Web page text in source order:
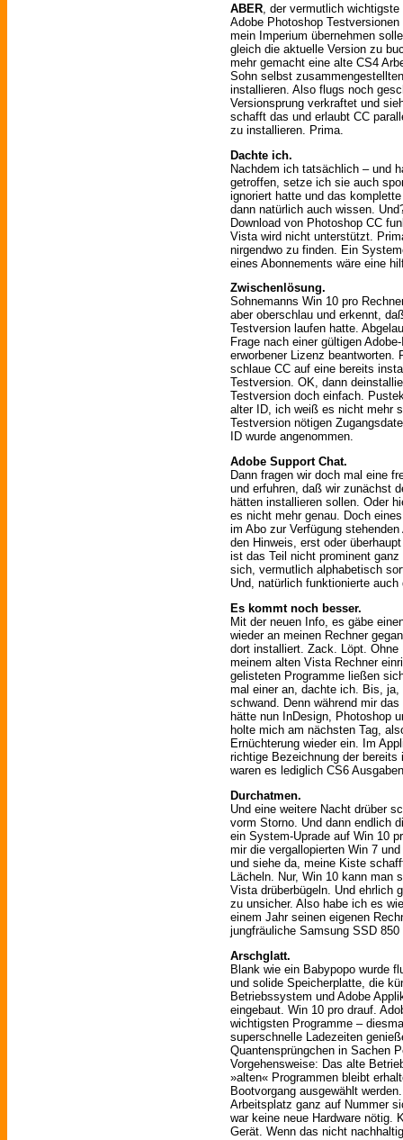
ABER , der vermutlich
Adobe Photoshop
mein Imperium übernehmen
gleich die aktuelle Version zu
mehr gemacht eine alte CS4
Sohn selbst
installieren. Also flugs noch
Versionsprung verkraftet und
schafft das und erlaubt CC
zu installieren. Prima.
Dachte ich.
Nachdem ich tatsächlich – und
getroffen, setze ich sie auch
ignoriert hatte und das
dann natürlich auch wissen.
Download von Photoshop CC
Vista wird nicht unterstützt.
nirgendwo zu finden. Ein
eines Abonnements wäre eine
Zwischenlösung.
Sohnemanns Win 10 pro
aber oberschlau und erkennt,
Testversion laufen hatte.
Frage nach einer gültigen
erworbener Lizenz
schlaue CC auf eine bereits
Testversion. OK, dann
Testversion doch einfach.
alter ID, ich weiß es nicht mehr
Testversion nötigen
ID wurde angenommen.
Adobe Support Chat.
Dann fragen wir doch mal eine
und erfuhren, daß wir zunächst
hätten installieren sollen. Oder
es nicht mehr genau. Doch
im Abo zur Verfügung
den Hinweis, erst oder
ist das Teil nicht prominent
sich, vermutlich alphabetisch
Und, natürlich funktionierte
Es kommt noch besser.
Mit der neuen Info, es gäbe
wieder an meinen Rechner
dort installiert. Zack. Löpt.
meinem alten Vista Rechner
gelisteten Programme ließen
mal einer an, dachte ich. Bis,
schwand. Denn während mir
hätte nun InDesign, Photoshop
holte mich am nächsten Tag,
Ernüchterung wieder ein. Im
richtige Bezeichnung der
waren es lediglich CS6
Durchatmen.
Und eine weitere Nacht drüber
vorm Storno. Und dann endlich
ein System-Uprade auf Win 10
mir die vergallopierten Win 7
und siehe da, meine Kiste
Lächeln. Nur, Win 10 kann man
Vista drüberbügeln. Und ehrlich
zu unsicher. Also habe ich es
einem Jahr seinen eigenen
jungfräuliche Samsung SSD
Arschglatt.
Blank wie ein Babypopo wurde
und solide Speicherplatte, die
Betriebssystem und Adobe
eingebaut. Win 10 pro drauf.
wichtigsten Programme –
superschnelle Ladezeiten
Quantensprüngchen in Sachen
Vorgehensweise: Das alte
»alten« Programmen bleibt
Bootvorgang ausgewählt
Arbeitsplatz ganz auf Nummer
war keine neue Hardware nötig.
Gerät. Wenn das nicht